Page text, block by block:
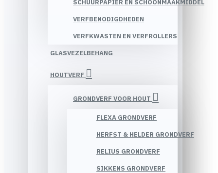
SCHUURPAPIER EN SCHOONMAAKMIDDEL
VERFBENODIGDHEDEN
VERFKWASTEN EN VERFROLLERS
GLASVEZELBEHANG
HOUTVERF
GRONDVERF VOOR HOUT
FLEXA GRONDVERF
HERFST & HELDER GRONDVERF
RELIUS GRONDVERF
SIKKENS GRONDVERF